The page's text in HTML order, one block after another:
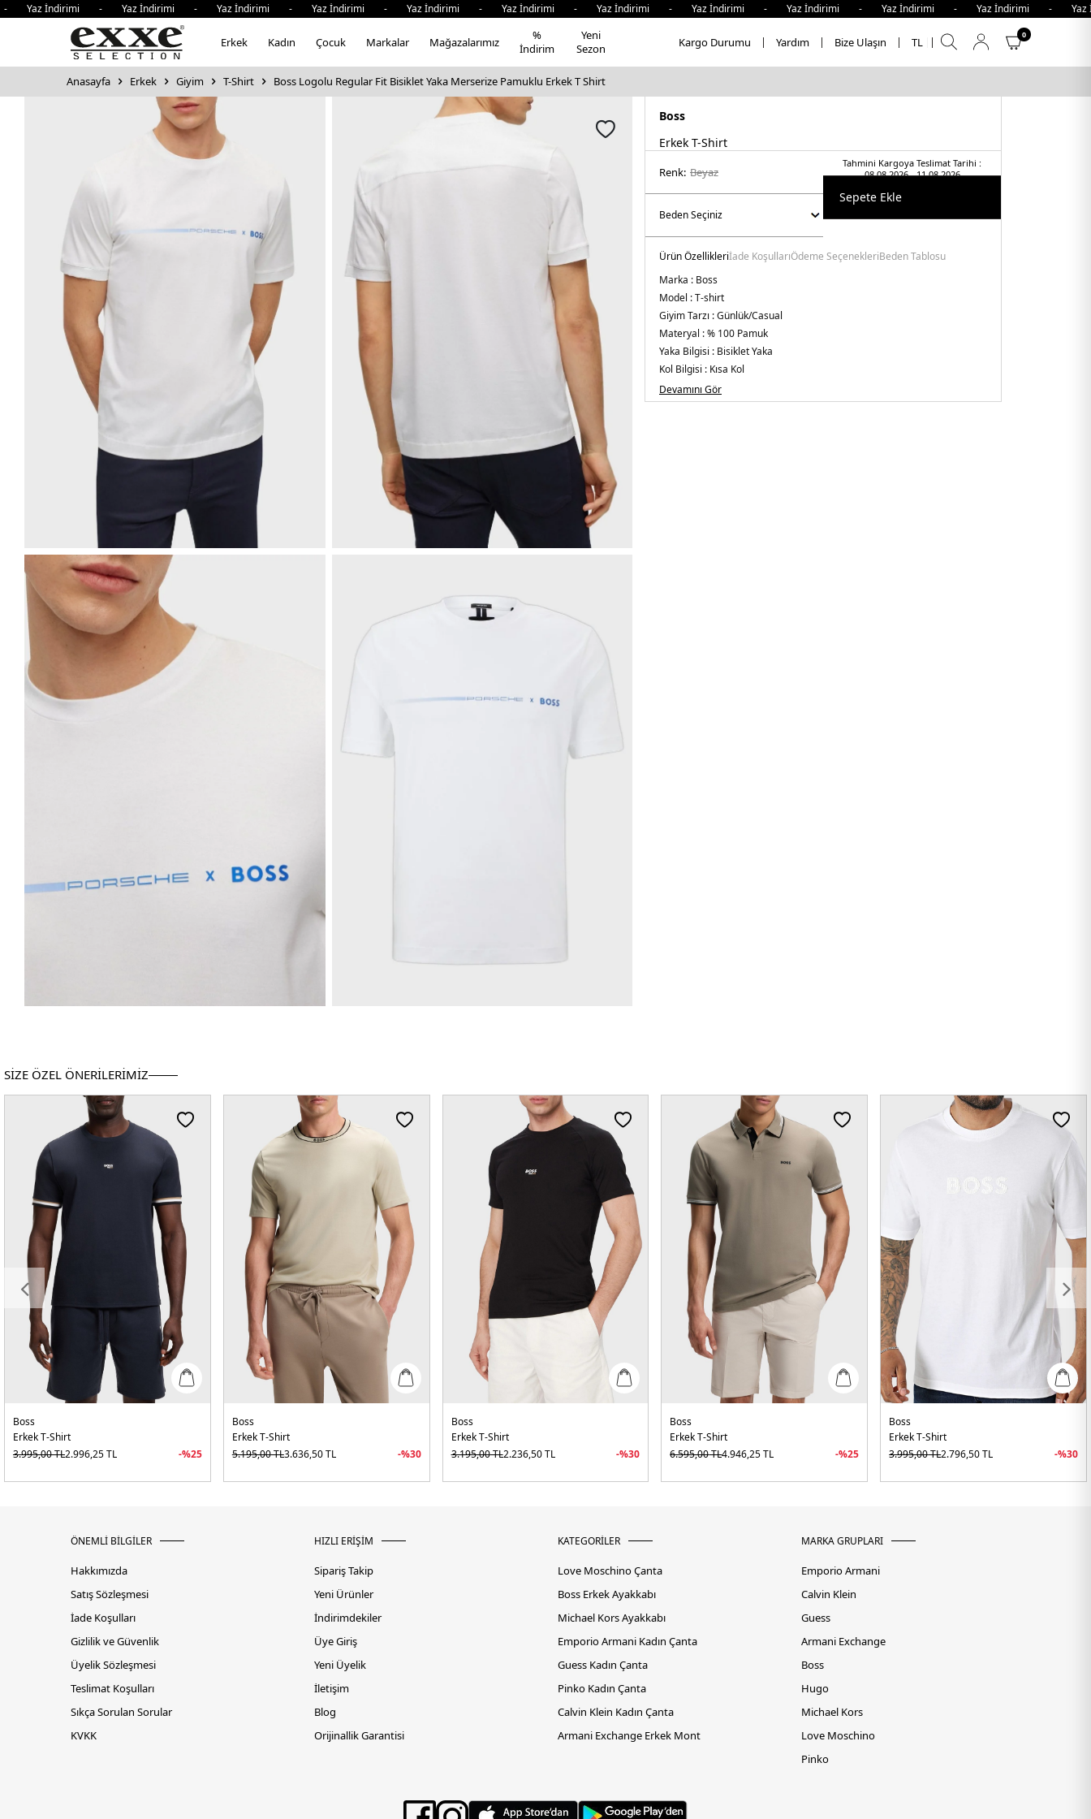
İndirimi - Yaz İndirimi - Yaz İndirimi - Yaz İndirimi - Yaz İndirimi - Yaz İndirimi - Yaz İndirimi - Yaz İndirimi - Yaz İndirimi - Yaz İndirimi - Yaz İndirimi -
Erkek Kadın Çocuk Markalar Mağazalarımız
%
İndirim
Yeni
Sezon
Kargo Durumu Yardım Bize Ulaşın TL
0
Anasayfa Erkek Giyim T-Shirt Boss Logolu Regular Fit Bisiklet Yaka Merserize Pamuklu Erkek T Shirt
Boss
Erkek T-Shirt
Tahmini Kargoya Teslimat Tarihi :
08.08.2026 - 11.08.2026
Renk: beyaz
Sepete Ekle
Ürün Özellikleriİade KoşullarıÖdeme SeçenekleriBeden Tablosu
Marka : Boss
Model :T-shirt
Giyim Tarzı :Günlük/Casual
Materyal :% 100 Pamuk
Yaka Bilgisi : Bisiklet Yaka
Kol Bilgisi : Kısa Kol
Kalıp Bilgisi :Regular Fit
Detay :
Devamını Gör
SİZE ÖZEL ÖNERİLERİMİZ
Boss
Erkek T-Shirt
3.995,00TL2.996,25TL -%25
Boss
Erkek T-Shirt
5.195,00TL3.636,50TL -%30
Boss
Erkek T-Shirt
3.195,00TL2.236,50TL -%30
Boss
Erkek T-Shirt
6.595,00TL4.946,25TL -%25
Boss
Erkek T-Shirt
3.995,00TL2.796,50TL -%30
ÖNEMLİ BİLGİLER
Hakkımızda
Satış Sözleşmesi
İade Koşulları
Gizlilik ve Güvenlik
Üyelik Sözleşmesi
Teslimat Koşulları
Sıkça Sorulan Sorular
KVKK
HIZLI ERİŞİM
Sipariş Takip
Yeni Ürünler
İndirimdekiler
Üye Giriş
Yeni Üyelik
İletişim
Blog
Orijinallik Garantisi
KATEGORİLER
Love Moschino Çanta
Boss Erkek Ayakkabı
Michael Kors Ayakkabı
Emporio Armani Kadın Çanta
Guess Kadın Çanta
Pinko Kadın Çanta
Calvin Klein Kadın Çanta
Armani Exchange Erkek Mont
MARKA GRUPLARI
Emporio Armani
Calvin Klein
Guess
Armani Exchange
Boss
Hugo
Michael Kors
Love Moschino
Pinko